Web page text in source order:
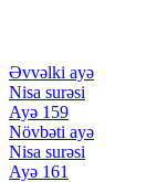
Əvvəlki ayə
Nisa surəsi
Ayə 159
Növbəti ayə
Nisa surəsi
Ayə 161